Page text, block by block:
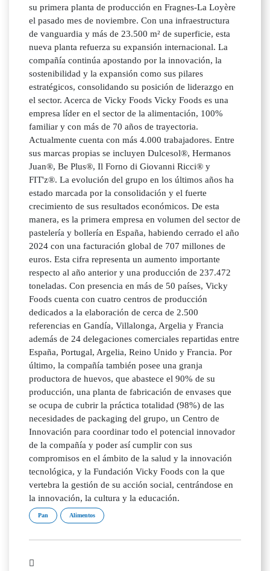
su primera planta de producción en Fragnes-La Loyère
el pasado mes de noviembre. Con una infraestructura
de vanguardia y más de 23.500 m² de superficie, esta
nueva planta refuerza su expansión internacional. La
compañía continúa apostando por la innovación, la
sostenibilidad y la expansión como sus pilares
estratégicos, consolidando su posición de liderazgo en
el sector. Acerca de Vicky Foods Vicky Foods es una
empresa líder en el sector de la alimentación, 100%
familiar y con más de 70 años de trayectoria.
Actualmente cuenta con más 4.000 trabajadores. Entre
sus marcas propias se incluyen Dulcesol®, Hermanos
Juan®, Be Plus®, Il Forno di Giovanni Ricci® y
FIT'z®. La evolución del grupo en los últimos años ha
estado marcada por la consolidación y el fuerte
crecimiento de sus resultados económicos. De esta
manera, es la primera empresa en volumen del sector de
pastelería y bollería en España, habiendo cerrado el año
2024 con una facturación global de 707 millones de
euros. Esta cifra representa un aumento importante
respecto al año anterior y una producción de 237.472
toneladas. Con presencia en más de 50 países, Vicky
Foods cuenta con cuatro centros de producción
dedicados a la elaboración de cerca de 2.500
referencias en Gandía, Villalonga, Argelia y Francia
además de 24 delegaciones comerciales repartidas entre
España, Portugal, Argelia, Reino Unido y Francia. Por
último, la compañía también posee una granja
productora de huevos, que abastece el 90% de su
producción, una planta de fabricación de envases que
se ocupa de cubrir la práctica totalidad (98%) de las
necesidades de packaging del grupo, un Centro de
Innovación para coordinar todo el potencial innovador
de la compañía y poder así cumplir con sus
compromisos en el ámbito de la salud y la innovación
tecnológica, y la Fundación Vicky Foods con la que
vertebra la gestión de su acción social, centrándose en
la innovación, la cultura y la educación.
Pan Alimentos